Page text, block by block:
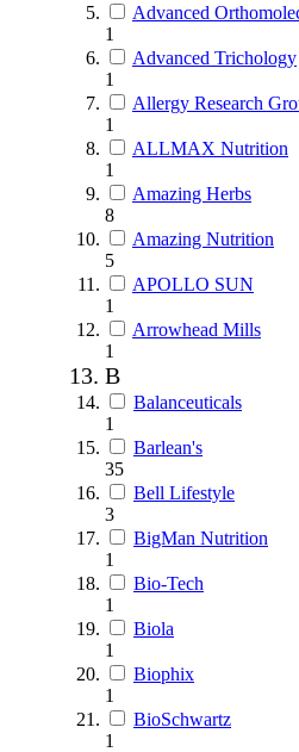
Advanced
1
Advanced Trichology
1
Allergy Research
1
ALLMAX Nutrition
1
Amazing Herbs
8
Amazing Nutrition
5
APOLLO SUN
1
Arrowhead Mills
1
B
Balanceuticals
1
Barlean's
35
Bell Lifestyle
3
BigMan Nutrition
1
Bio-Tech
1
Biola
1
Biophix
1
BioSchwartz
1